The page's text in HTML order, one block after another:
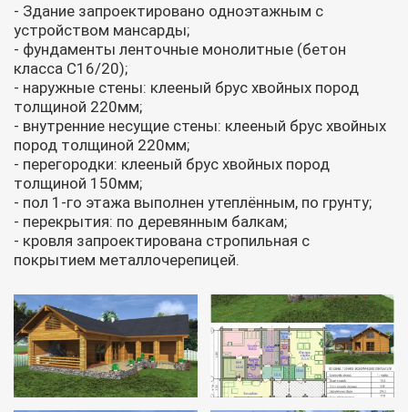
- Здание запроектировано одноэтажным с
устройством мансарды;
- фундаменты ленточные монолитные (бетон
класса С16/20);
- наружные стены: клееный брус хвойных пород
толщиной 220мм;
- внутренние несущие стены: клееный брус хвойных
пород толщиной 220мм;
- перегородки: клееный брус хвойных пород
толщиной 150мм;
- пол 1-го этажа выполнен утеплённым, по грунту;
- перекрытия: по деревянным балкам;
- кровля запроектирована стропильная с
покрытием металлочерепицей.